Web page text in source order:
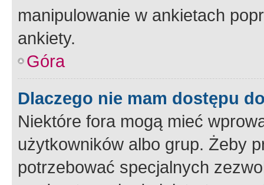
manipulowanie w ankietach
ankiety.
Góra
Dlaczego nie mam dostępu
Niektóre fora mogą mieć
użytkowników albo grup. Żeby
potrzebować specjalnych